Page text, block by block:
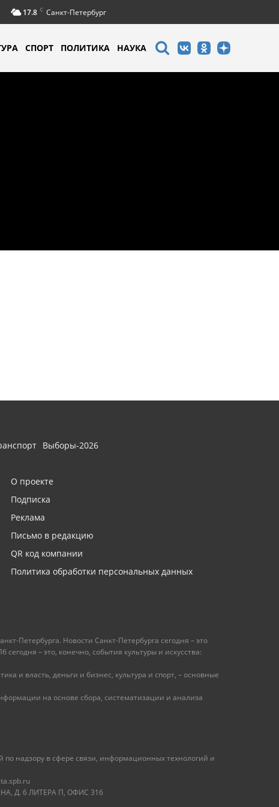
17.8 C Санкт-Петербург
СПОРТ ПОЛИТИКА НАУКА
Выборы-2026
О проекте
Подписка
Реклама
Письмо в редакцию
QR код компании
Политика обработки персональных данных
Петербурга. Новости Санкт-Петербурга сегодня – это
– это, конечно, события культуры и искусства:
и власть, деньги и бизнес, культура и спорт, – основные
на основе сбора, систематизации и анализа
надзору в сфере связи, информационных технологий и
Д. 6 ЛИТЕРА П, ОФИС 316